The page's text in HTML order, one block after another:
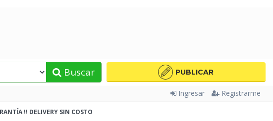
Buscar PUBLICAR
Ingresar Registrarme
!! DELIVERY SIN COSTO